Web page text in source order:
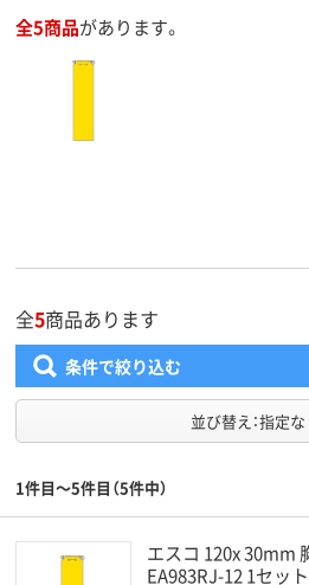
全5商品があります。
全5商品あります
条件で絞り込む
並び替え：指定
1件目～5件目（5件中）
エスコ 120x 30mm
EA983RJ-12 1セット